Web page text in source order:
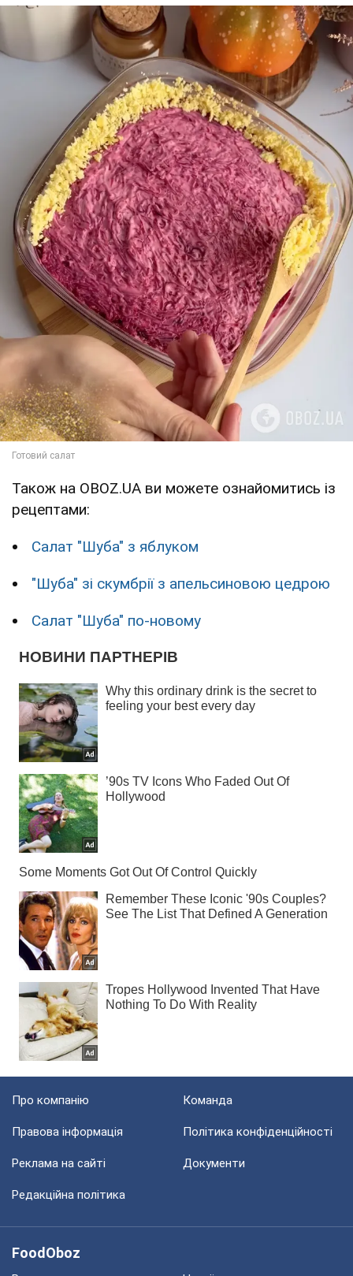
Також на OBOZ.UA ви можете ознайомитись із
рецептами:
Салат "Шуба" з яблуком
"Шуба" зі скумбрії з апельсиновою цедрою
Салат "Шуба" по-новому
Про компанію Команда
Правова інформація Політика конфіденційності
Реклама на сайті Документи
Редакційна політика
FoodOboz